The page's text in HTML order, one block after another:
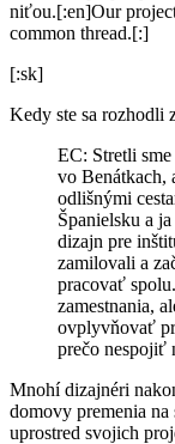
niťou.[:en]Our
common thread.[:]
[:sk]
Kedy ste sa rozhodli
EC: Stretli
vo Benátkach,
odlišnými
Španielsku a
dizajn pre
zamilovali a
pracovať
zamestnania,
ovplyvňovať
prečo nespojiť
Mnohí dizajnéri
domovy premenia
uprostred svojich